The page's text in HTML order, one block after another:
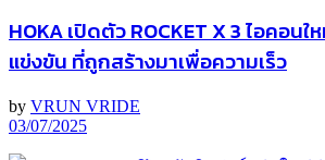
HOKA เปิดตัว ROCKET X 3 ไอคอนใ
แข่งขัน ที่ถูกสร้างมาเพื่อความเร็ว
by VRUN VRIDE
03/07/2025